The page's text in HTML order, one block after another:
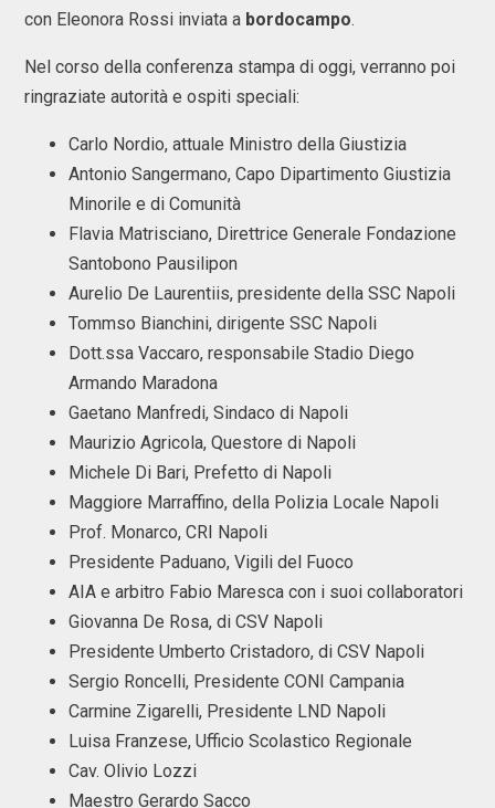
con Eleonora Rossi inviata a bordocampo.
Nel corso della conferenza stampa di oggi, verranno poi
ringraziate autorità e ospiti speciali:
Carlo Nordio, attuale Ministro della Giustizia
Antonio Sangermano, Capo Dipartimento Giustizia
Minorile e di Comunità
Flavia Matrisciano, Direttrice Generale Fondazione
Santobono Pausilipon
Aurelio De Laurentiis, presidente della SSC Napoli
Tommso Bianchini, dirigente SSC Napoli
Dott.ssa Vaccaro, responsabile Stadio Diego
Armando Maradona
Gaetano Manfredi, Sindaco di Napoli
Maurizio Agricola, Questore di Napoli
Michele Di Bari, Prefetto di Napoli
Maggiore Marraffino, della Polizia Locale Napoli
Prof. Monarco, CRI Napoli
Presidente Paduano, Vigili del Fuoco
AIA e arbitro Fabio Maresca con i suoi collaboratori
Giovanna De Rosa, di CSV Napoli
Presidente Umberto Cristadoro, di CSV Napoli
Sergio Roncelli, Presidente CONI Campania
Carmine Zigarelli, Presidente LND Napoli
Luisa Franzese, Ufficio Scolastico Regionale
Cav. Olivio Lozzi
Maestro Gerardo Sacco